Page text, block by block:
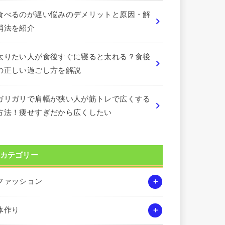
べるのが遅い悩みのデメリットと原因・解
法を紹介
りたい人が食後すぐに寝ると太れる？食後
正しい過ごし方を解説
リガリで肩幅が狭い人が筋トレで広くする
法！痩せすぎだから広くしたい
カテゴリー
ァッション
作り